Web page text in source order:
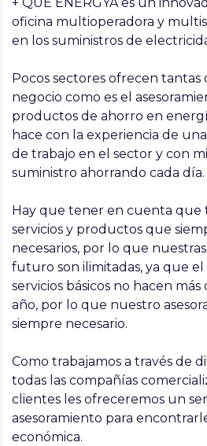
oficina multioperadora y
en los suministros de
Pocos sectores ofrecen
negocio como es el
productos de ahorro en
hace con la experiencia de
de trabajo en el sector y con
suministro ahorrando cada dí­a.
Hay que tener en cuenta que
servicios y productos que
necesarios, por lo que
futuro son ilimitadas, ya que
servicios básicos no hacen
año, por lo que nuestro
siempre necesario.
Como trabajamos a través de
todas las compañías
clientes les ofreceremos un
asesoramiento para
económica.